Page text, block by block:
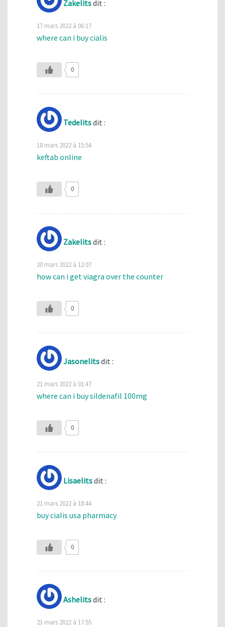
Zakelitsdit :
17 mars 2022 à 06:17
where can i buy cialis
0
Tedelitsdit :
18 mars 2022 à 15:54
keftab online
0
Zakelitsdit :
20 mars 2022 à 12:07
how can i get viagra over the counter
0
Jasonelitsdit :
21 mars 2022 à 01:47
where can i buy sildenafil 100mg
0
Lisaelitsdit :
21 mars 2022 à 18:44
buy cialis usa pharmacy
0
Ashelitsdit :
23 mars 2022 à 17:55